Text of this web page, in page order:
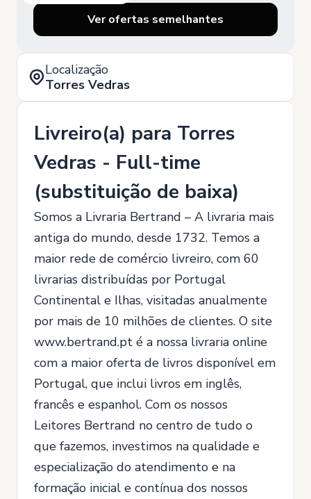
Ver ofertas semelhantes
Localização
Torres Vedras
Livreiro(a) para Torres
Vedras - Full-time
(substituição de baixa)
Somos a Livraria Bertrand – A livraria mais
antiga do mundo, desde 1732. Temos a
maior rede de comércio livreiro, com 60
livrarias distribuídas por Portugal
Continental e Ilhas, visitadas anualmente
por mais de 10 milhões de clientes. O site
www.bertrand.pt é a nossa livraria online
com a maior oferta de livros disponível em
Portugal, que inclui livros em inglês,
francês e espanhol. Com os nossos
Leitores Bertrand no centro de tudo o
que fazemos, investimos na qualidade e
especialização do atendimento e na
formação inicial e contínua dos nossos